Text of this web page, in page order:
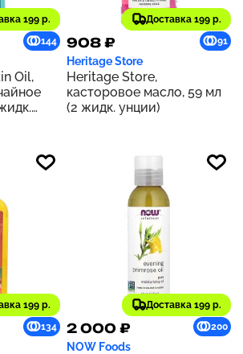
199 р.
144
Oil,
Доставка 199 р.
908 ₽ 91
Heritage Store
Heritage Store,
касторовое масло, 59 мл
(2 жидк. унции)
199 р.
134
Доставка 199 р.
2 000 ₽ 200
NOW Foods